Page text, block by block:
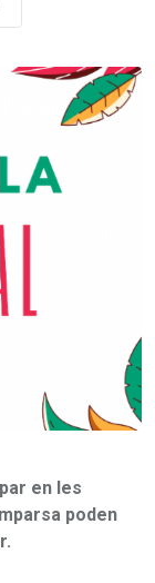
en les
poden